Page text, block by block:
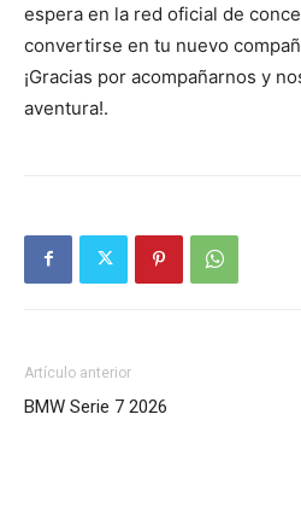
espera en la red oficial de
convertirse en tu nuevo
¡Gracias por acompañarnos y
aventura!.
Artículo anterior
BMW Serie 7 2026